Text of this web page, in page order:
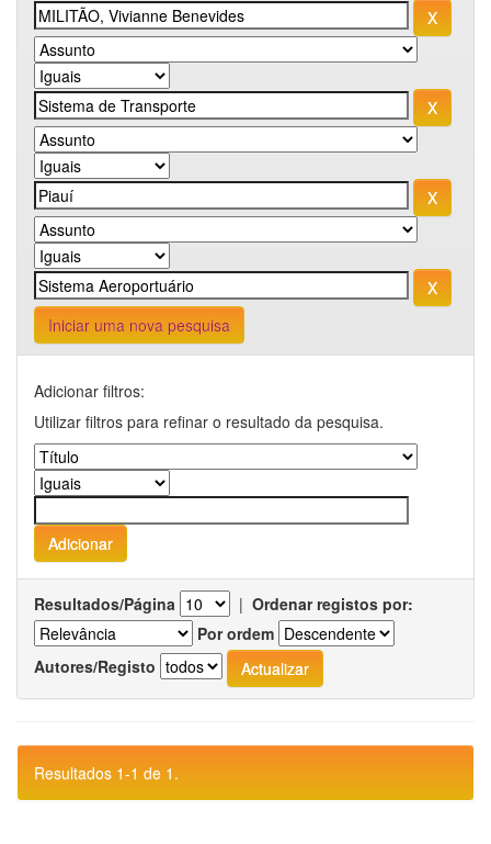
Iniciar uma nova pesquisa
Adicionar filtros:
Utilizar filtros para refinar o resultado da pesquisa.
Resultados/Página | Ordenar registos por:
Por ordem
Autores/Registo
Resultados 1-1 de 1.